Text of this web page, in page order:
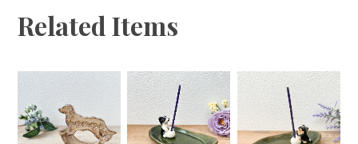
Related Items